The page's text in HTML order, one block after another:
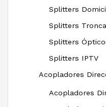
Splitters
Splitters
Splitters
Splitters IPTV
Acopladores
Acopladores